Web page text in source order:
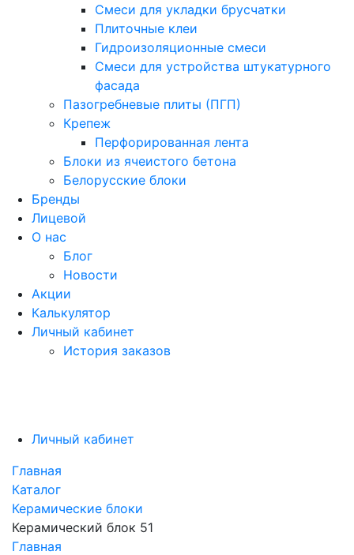
Смеси для укладки брусчатки
Плиточные клеи
Гидроизоляционные смеси
Смеси для устройства штукатурного
фасада
Пазогребневые плиты (ПГП)
Крепеж
Перфорированная лента
Блоки из ячеистого бетона
Белорусские блоки
Бренды
Лицевой
О нас
Блог
Новости
Акции
Калькулятор
Личный кабинет
История заказов
Личный кабинет
Главная
Каталог
Керамические блоки
Керамический блок 51
Главная